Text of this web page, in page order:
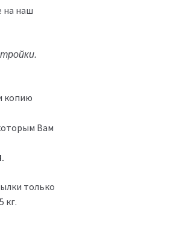
на наш
копию
Вам
только
кг.